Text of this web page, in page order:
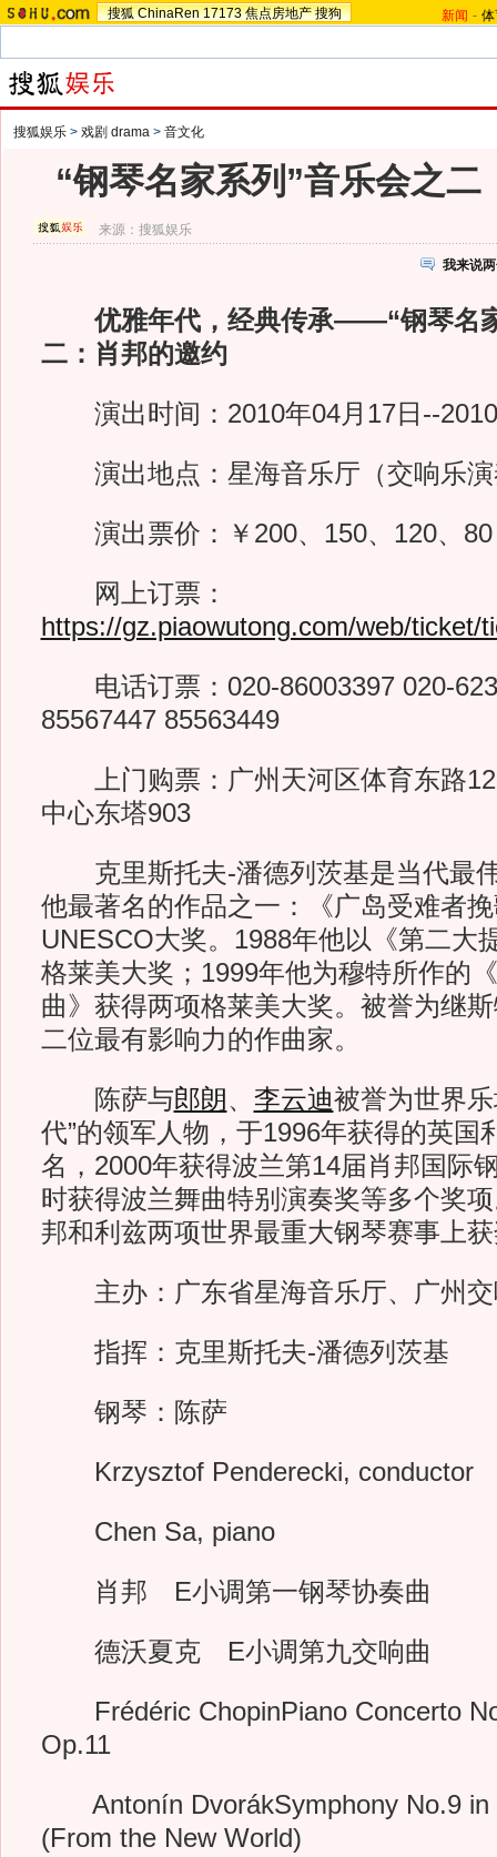
搜狐 ChinaRen 17173 焦点房地产 搜狗 新闻 -
搜狐娱乐 > 戏剧 drama > 音文化
“钢琴名家系列”音乐会之二
来源：搜狐娱乐
我来说
优雅年代，经典传承——“钢琴名
二：肖邦的邀约
演出时间：2010年04月17日--2010
演出地点：星海音乐厅（交响乐演
演出票价：￥200、150、120、80
网上订票：
https://gz.piaowutong.com/web/ticket/
电话订票：020-86003397 020-
85567447 85563449
上门购票：广州天河区体育东路
中心东塔903
克里斯托夫-潘德列茨基是当代最
他最著名的作品之一：《广岛受难者
UNESCO大奖。1988年他以《第二大
格莱美大奖；1999年他为穆特所作的
曲》获得两项格莱美大奖。被誉为继
二位最有影响力的作曲家。
陈萨与郎朗、 李云迪被誉为世界
代”的领军人物，于1996年获得的英国
名，2000年获得波兰第14届肖邦国际
时获得波兰舞曲特别演奏奖等多个奖
邦和利兹两项世界最重大钢琴赛事上
主办：广东省星海音乐厅、广州交
指挥：克里斯托夫-潘德列茨基
钢琴：陈萨
Krzysztof Penderecki, conductor
Chen Sa, piano
肖邦 E小调第一钢琴协奏曲
德沃夏克 E小调第九交响曲
Frédéric ChopinPiano Concerto
Op.11
Antonín DvorákSymphony No.9 in
(From the New World)